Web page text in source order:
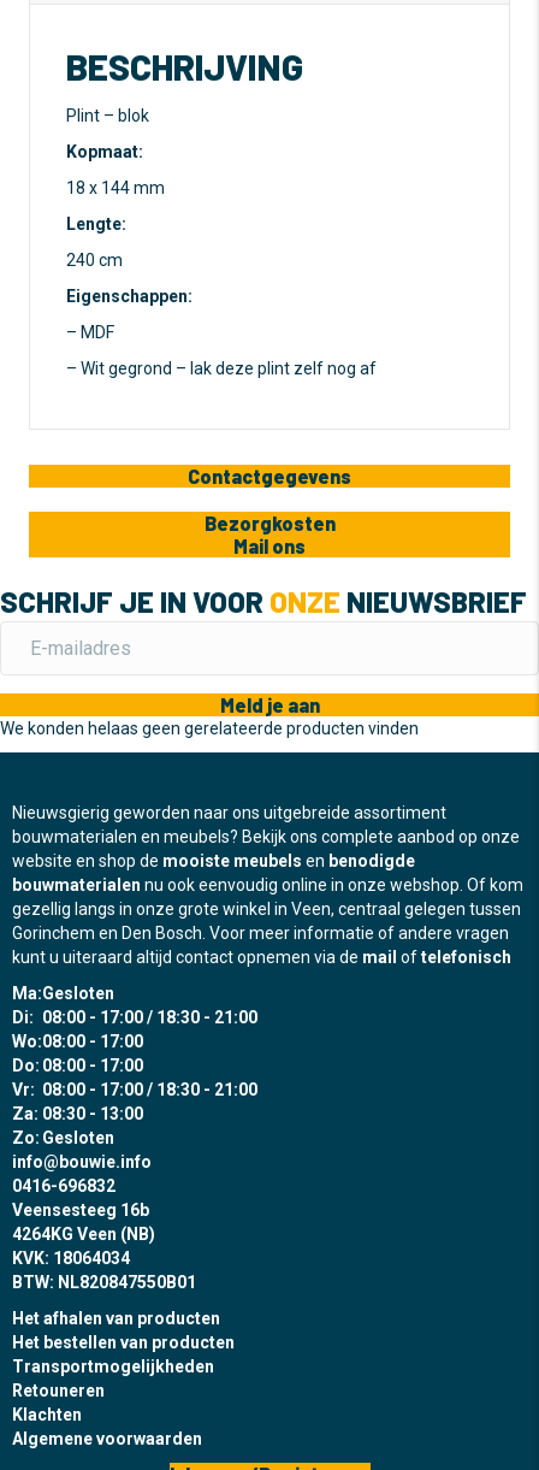
:
BESCHRIJVING
Plint – blok
Kopmaat:
18 x 144 mm
Lengte:
240 cm
Eigenschappen:
– MDF
– Wit gegrond – lak deze plint zelf nog af
Contactgegevens
Bezorgkosten
Mail ons
SCHRIJF JE IN VOOR ONZE NIEUWSBRIEF
Meld je aan
We konden helaas geen gerelateerde producten vinden
Nieuwsgierig geworden naar ons uitgebreide assortiment
bouwmaterialen en meubels? Bekijk ons complete aanbod op onze
website en shop de mooiste meubels en benodigde
bouwmaterialen nu ook eenvoudig online in onze webshop. Of kom
gezellig langs in onze grote winkel in Veen, centraal gelegen tussen
Gorinchem en Den Bosch. Voor meer informatie of andere vragen
kunt u uiteraard altijd contact opnemen via de mail oftelefonisch
Ma:Gesloten
Di: 08:00 - 17:00 / 18:30 - 21:00
Wo:08:00 - 17:00
Do: 08:00 - 17:00
Vr: 08:00 - 17:00 / 18:30 - 21:00
Za: 08:30 - 13:00
Zo: Gesloten
info@bouwie.info
0416-696832
Veensesteeg 16b
4264KG Veen (NB)
KVK: 18064034
BTW: NL820847550B01
Het afhalen van producten
Het bestellen van producten
Transportmogelijkheden
Retouneren
Klachten
Algemene voorwaarden